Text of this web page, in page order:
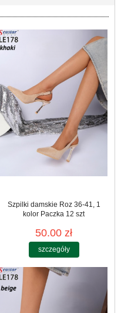
Szpilki damskie Roz 36-41, 1
kolor Paczka 12 szt
50.00 zł
szczegóły